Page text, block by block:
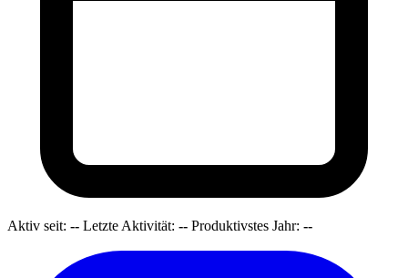
Aktiv seit: -- Letzte Aktivität: -- Produktivstes Jahr: --